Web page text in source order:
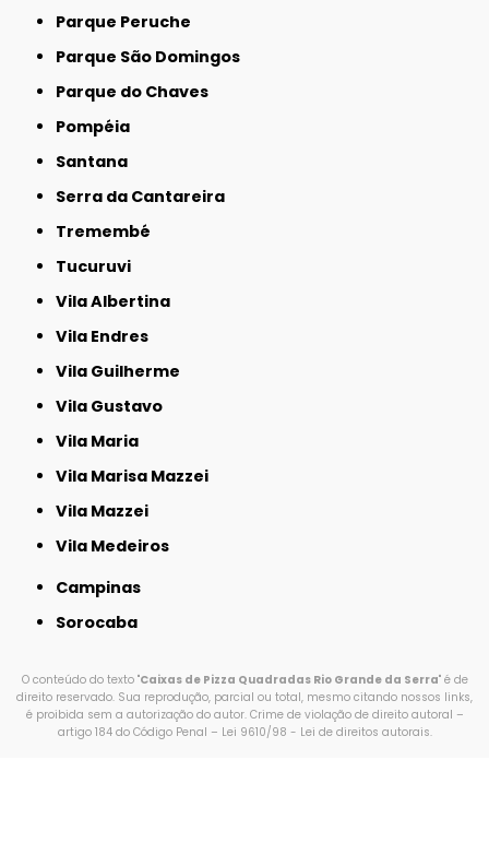
Parque Peruche
Parque São Domingos
Parque do Chaves
Pompéia
Santana
Serra da Cantareira
Tremembé
Tucuruvi
Vila Albertina
Vila Endres
Vila Guilherme
Vila Gustavo
Vila Maria
Vila Marisa Mazzei
Vila Mazzei
Vila Medeiros
Campinas
Sorocaba
O conteúdo do texto "Caixas de Pizza Quadradas Rio Grande da Serra" é de
direito reservado. Sua reprodução, parcial ou total, mesmo citando nossos links,
é proibida sem a autorização do autor. Crime de violação de direito autoral –
artigo 184 do Código Penal – Lei 9610/98 - Lei de direitos autorais.